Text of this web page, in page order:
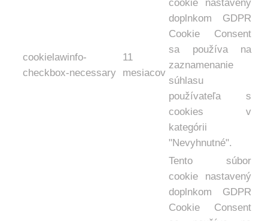
cookielawinfo-
checkbox-necessary
11
mesiacov
cookie nastavený
doplnkom GDPR
Cookie Consent
sa používa na
zaznamenanie
súhlasu
používateľa s
cookies v
kategórii
"Nevyhnutné".
Tento súbor
cookie nastavený
doplnkom GDPR
Cookie Consent